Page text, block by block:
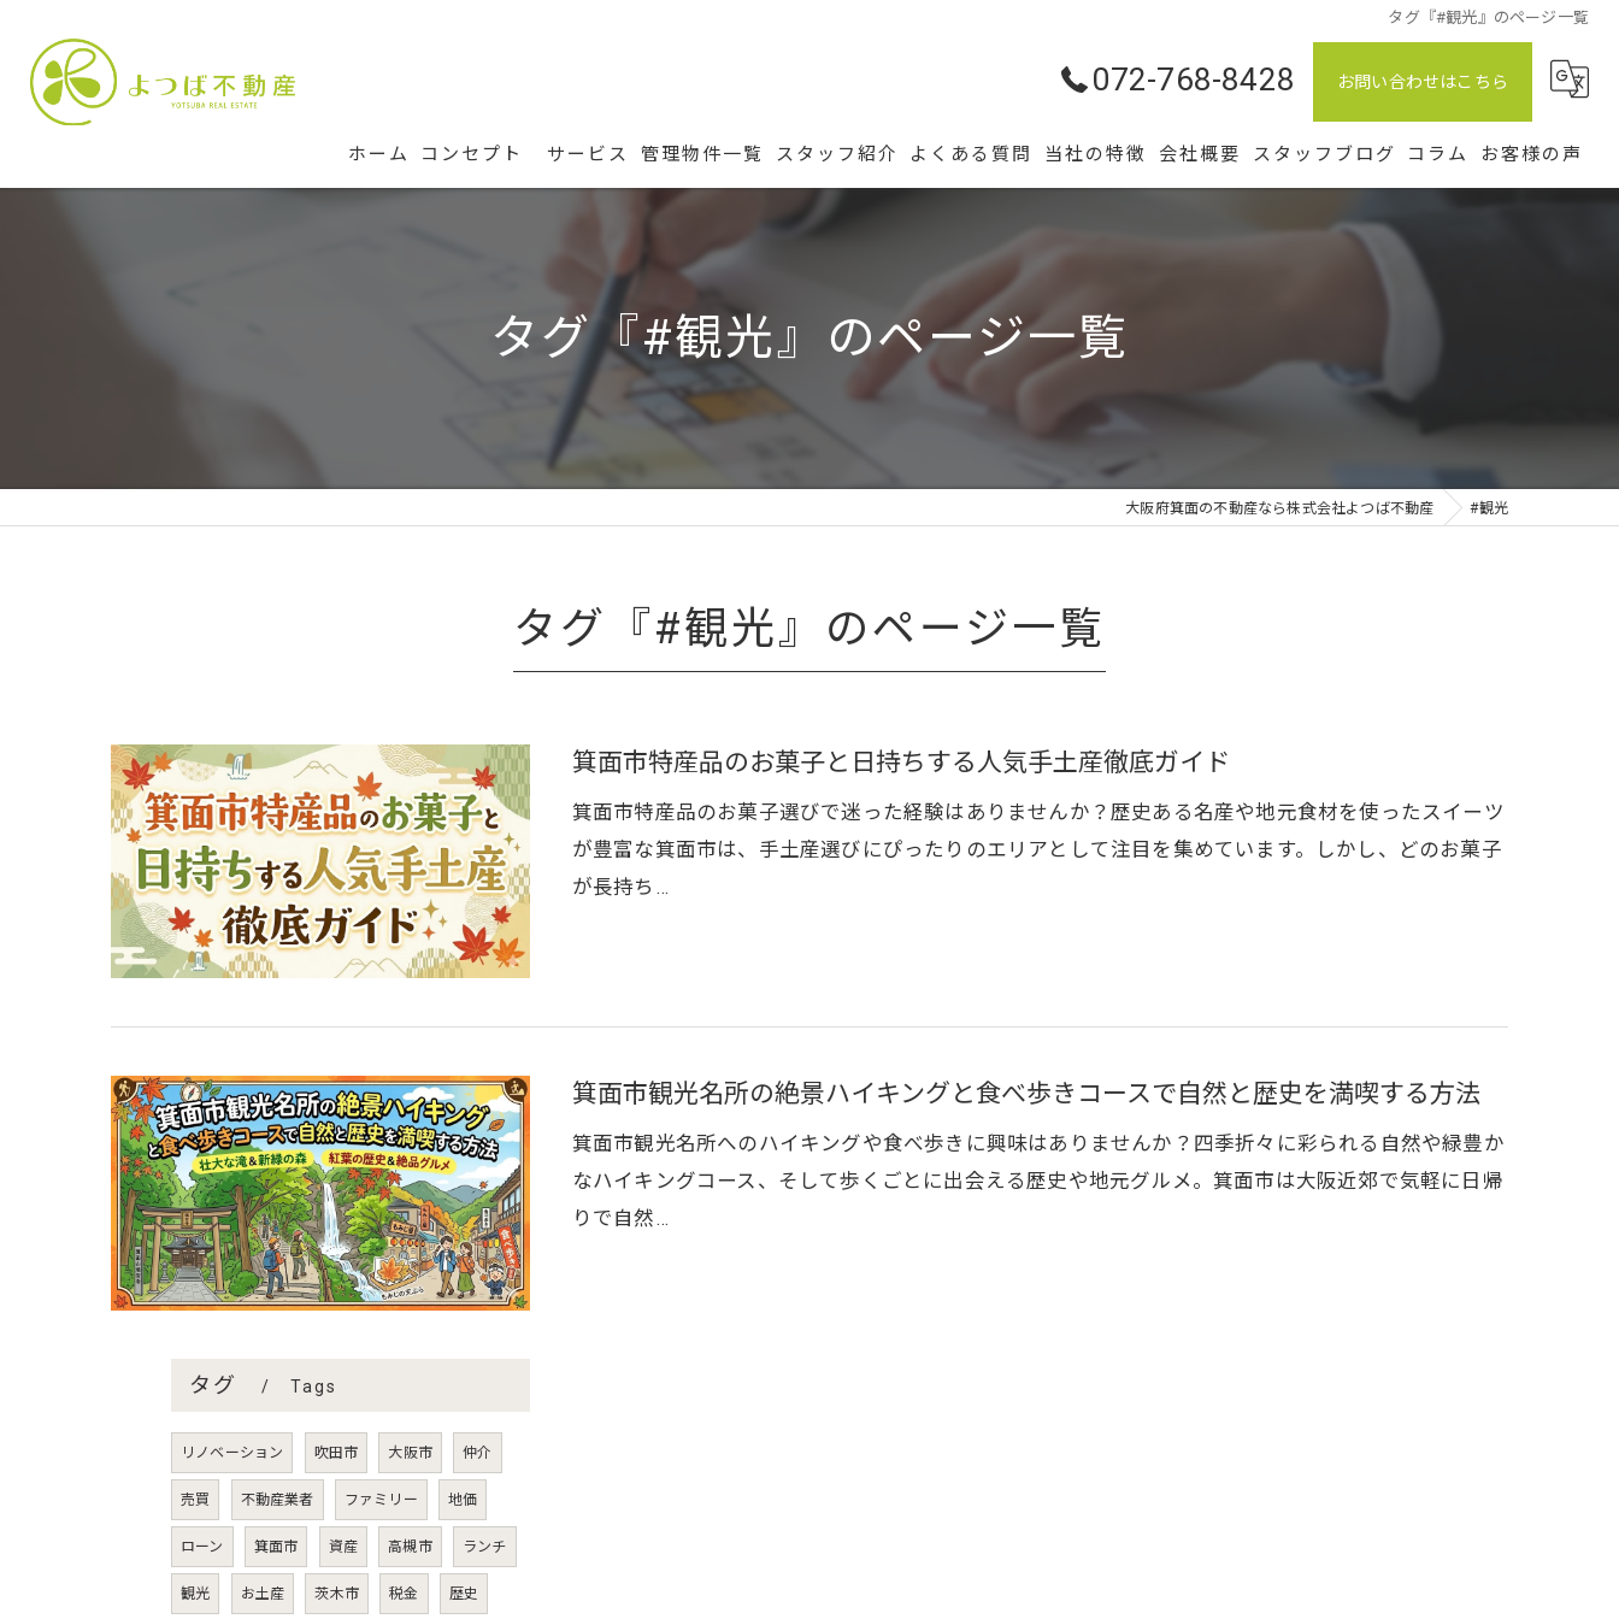
タグ『#観光』のページ一覧
072-768-8428 お問い合わせはこちら
ホーム コンセプト サービス 管理物件一覧 スタッフ紹介 よくある質問 当社の特徴
仲介
相続
会社概要 スタッフブログ コラム お客様の声
タグ『#観光』のページ一覧
大阪府箕面の不動産なら株式会社よつば不動産 #観光
タグ『#観光』のページ一覧
箕面市特産品のお菓子と日持ちする人気手土産徹底ガイド
箕面市特産品のお菓子選びで迷った経験はありませんか？歴史ある名産や地元食材を使ったスイーツ
が豊富な箕面市は、手土産選びにぴったりのエリアとして注目を集めています。しかし、どのお菓子
が長持ち…
箕面市観光名所の絶景ハイキングと食べ歩きコースで自然と歴史を満喫する方法
箕面市観光名所へのハイキングや食べ歩きに興味はありませんか？四季折々に彩られる自然や緑豊か
なハイキングコース、そして歩くごとに出会える歴史や地元グルメ。箕面市は大阪近郊で気軽に日帰
りで自然…
タグ Tags
リノベーション 吹田市 大阪市 仲介
売買 不動産業者 ファミリー 地価
ローン 箕面市 資産 高槻市 ランチ
観光 お土産 茨木市 税金 歴史